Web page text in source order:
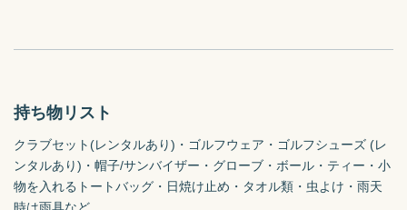
持ち物リスト
クラブセット(レンタルあり)・ゴルフウェア・ゴルフシューズ (レ
ンタルあり)・帽子/サンバイザー・グローブ・ボール・ティー・小
物を入れるトートバッグ・日焼け止め・タオル類・虫よけ・雨天